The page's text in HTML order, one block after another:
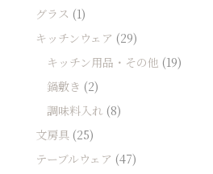
グラス (1)
キッチンウェア (29)
キッチン用品・その他 (19)
鍋敷き (2)
調味料入れ (8)
文房具 (25)
テーブルウェア (47)